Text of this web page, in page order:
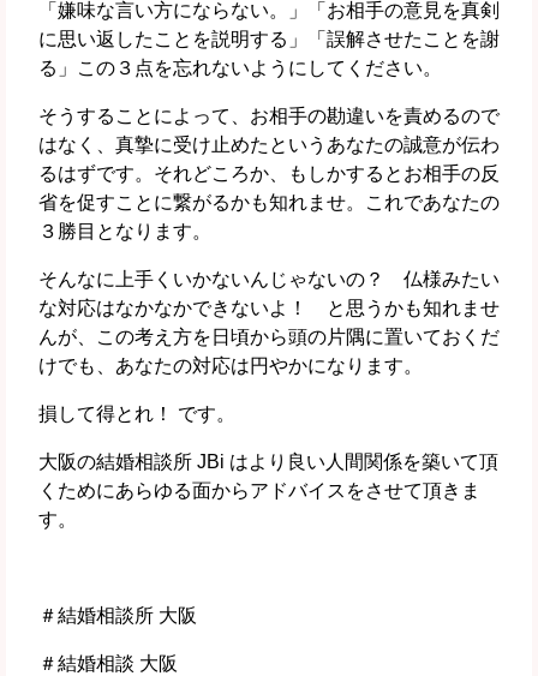
「嫌味な言い方にならない。」「お相手の意見を真剣
に思い返したことを説明する」「誤解させたことを謝
る」この３点を忘れないようにしてください。
そうすることによって、お相手の勘違いを責めるので
はなく、真摯に受け止めたというあなたの誠意が伝わ
るはずです。それどころか、もしかするとお相手の反
省を促すことに繋がるかも知れませ。これであなたの
３勝目となります。
そんなに上手くいかないんじゃないの？ 仏様みたい
な対応はなかなかできないよ！ と思うかも知れませ
んが、この考え方を日頃から頭の片隅に置いておくだ
けでも、あなたの対応は円やかになります。
損して得とれ！ です。
大阪の結婚相談所 JBi はより良い人間関係を築いて頂
くためにあらゆる面からアドバイスをさせて頂きま
す。
＃結婚相談所 大阪
＃結婚相談 大阪